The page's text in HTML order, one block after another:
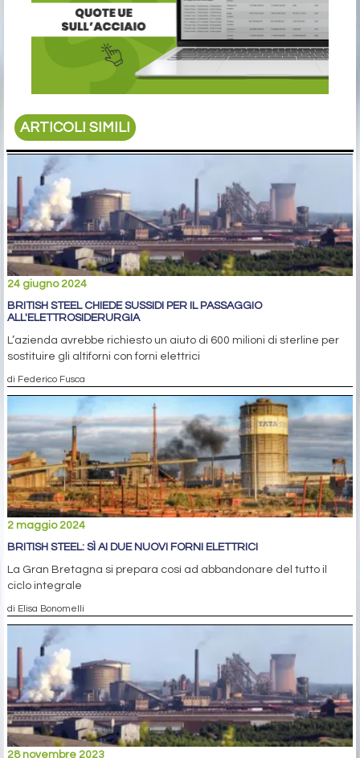
ARTICOLI SIMILI
24 giugno 2024
BRITISH STEEL CHIEDE SUSSIDI PER IL PASSAGGIO
ALL'ELETTROSIDERURGIA
L’azienda avrebbe richiesto un aiuto di 600 milioni di sterline per
sostituire gli altiforni con forni elettrici
di Federico Fusca
2 maggio 2024
BRITISH STEEL: SÌ AI DUE NUOVI FORNI ELETTRICI
La Gran Bretagna si prepara così ad abbandonare del tutto il
ciclo integrale
di Elisa Bonomelli
28 novembre 2023